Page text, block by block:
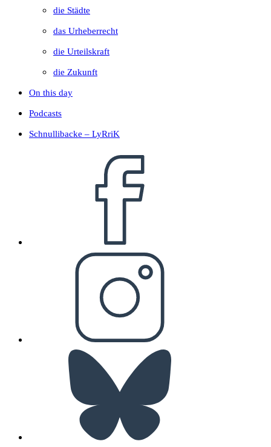
die Städte
das Urheberrecht
die Urteilskraft
die Zukunft
On this day
Podcasts
Schnullibacke – LyRriK